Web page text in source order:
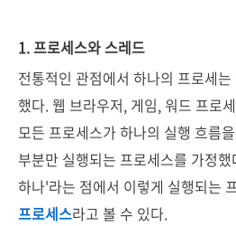
1. 프로세스와 스레드
전통적인 관점에서 하나의 프로세
했다. 웹 브라우저, 게임, 워드 프로
모든 프로세스가 하나의 실행 흐름
부분만 실행되는 프로세스를 가정
하나'라는 점에서 이렇게 실행되는
프로세스라고 볼 수 있다.